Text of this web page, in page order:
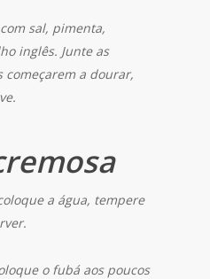
sal, pimenta,
inglês. Junte as
começarem a dourar,
a água, tempere
o fubá aos poucos